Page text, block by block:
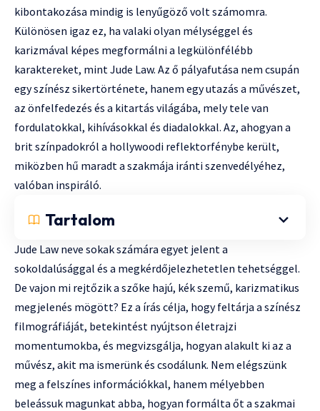
kibontakozása mindig is lenyűgöző volt számomra.
Különösen igaz ez, ha valaki olyan mélységgel és
karizmával képes megformálni a legkülönfélébb
karaktereket, mint Jude Law. Az ő pályafutása nem csupán
egy színész sikertörténete, hanem egy utazás a művészet,
az önfelfedezés és a kitartás világába, mely tele van
fordulatokkal, kihívásokkal és diadalokkal. Az, ahogyan a
brit színpadokról a hollywoodi reflektorfénybe került,
miközben hű maradt a szakmája iránti szenvedélyéhez,
valóban inspiráló.
Tartalom
Jude Law neve sokak számára egyet jelent a
sokoldalúsággal és a megkérdőjelezhetetlen tehetséggel.
De vajon mi rejtőzik a szőke hajú, kék szemű, karizmatikus
megjelenés mögött? Ez a írás célja, hogy feltárja a színész
filmográfiáját, betekintést nyújtson életrajzi
momentumokba, és megvizsgálja, hogyan alakult ki az a
művész, akit ma ismerünk és csodálunk. Nem elégszünk
meg a felszínes információkkal, hanem mélyebben
beleássuk magunkat abba, hogyan formálta őt a szakmai